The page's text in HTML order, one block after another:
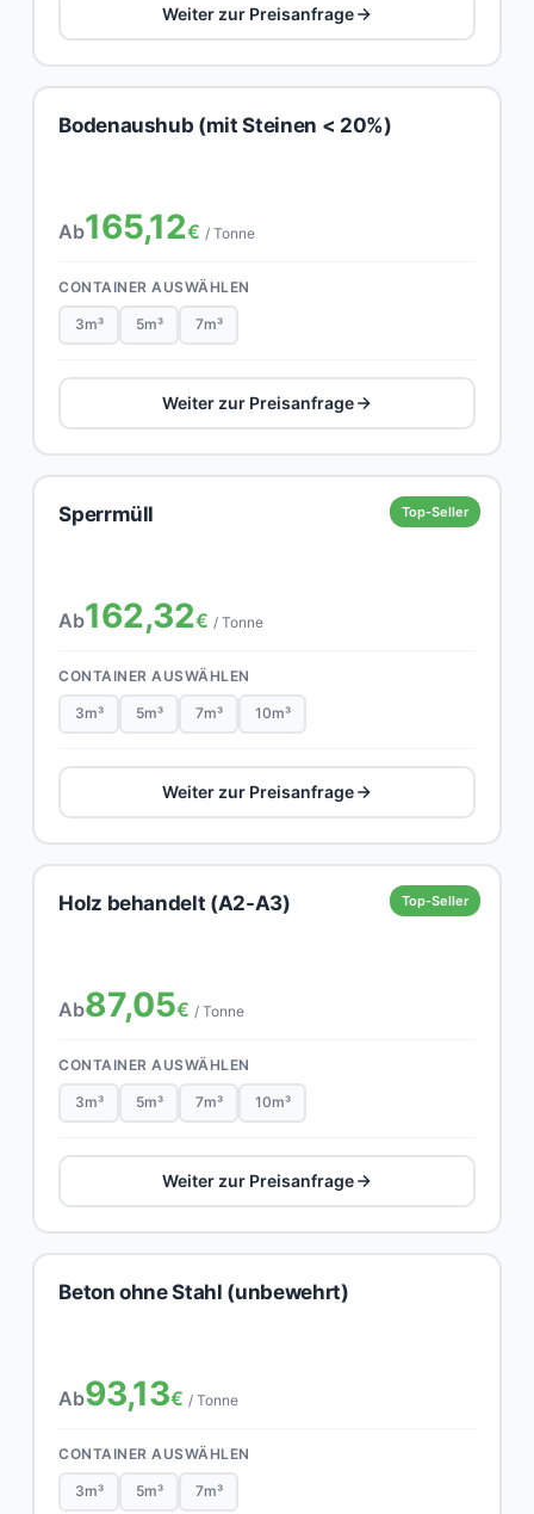
Weiter zur Preisanfrage
Bodenaushub (mit Steinen < 20%)
Ab165,12€ / Tonne
CONTAINER AUSWÄHLEN
3m³ 5m³ 7m³
Weiter zur Preisanfrage
Top-Seller
Sperrmüll
Ab162,32€ / Tonne
CONTAINER AUSWÄHLEN
3m³ 5m³ 7m³ 10m³
Weiter zur Preisanfrage
Top-Seller
Holz behandelt (A2-A3)
Ab87,05€ / Tonne
CONTAINER AUSWÄHLEN
3m³ 5m³ 7m³ 10m³
Weiter zur Preisanfrage
Beton ohne Stahl (unbewehrt)
Ab93,13€ / Tonne
CONTAINER AUSWÄHLEN
3m³ 5m³ 7m³